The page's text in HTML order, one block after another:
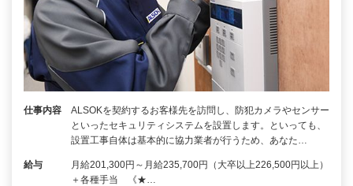
仕事内容
ALSOKを契約するお客様先を訪問し、防犯カメラやセンサー
といったセキュリティシステムを設置します。といっても、
設置工事自体は基本的に協力業者が行うため、あなた…
給与
月給201,300円～月給235,700円（大卒以上226,500円以上）
＋各種手当 《★…